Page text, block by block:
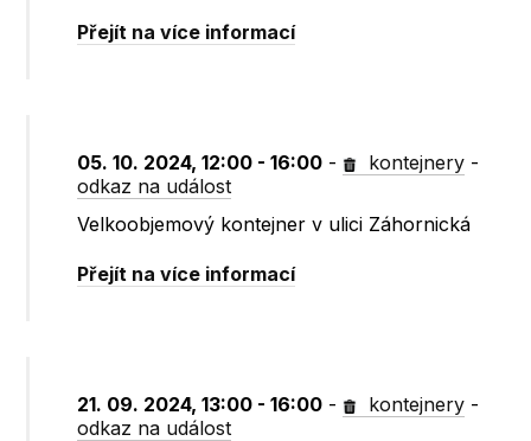
Přejít na více informací
05. 10. 2024, 12:00 - 16:00 - kontejnery -
odkaz na událost
Velkoobjemový kontejner v ulici Záhornická
Přejít na více informací
21. 09. 2024, 13:00 - 16:00 - kontejnery -
odkaz na událost